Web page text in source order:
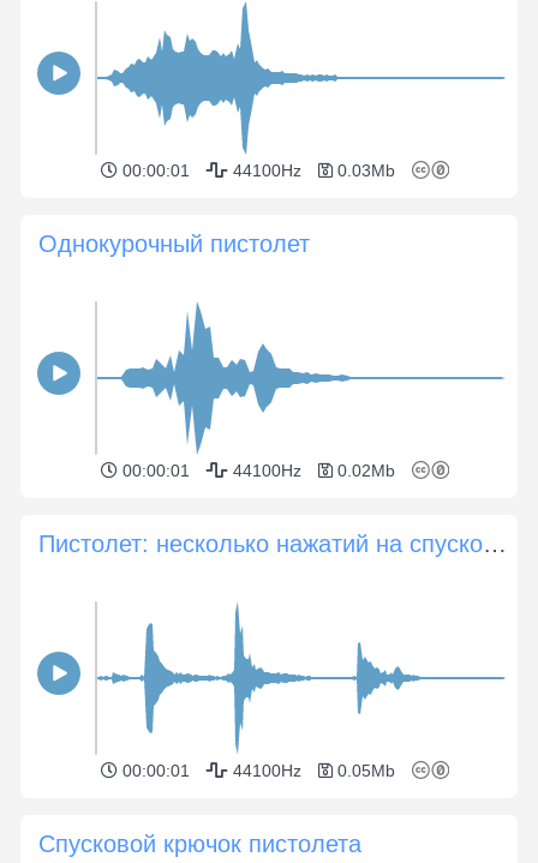
00:00:01 44100Hz 0.03Mb
Однокурочный пистолет
00:00:01 44100Hz 0.02Mb
Пистолет: несколько нажатий на спусковой крючок
00:00:01 44100Hz 0.05Mb
Спусковой крючок пистолета